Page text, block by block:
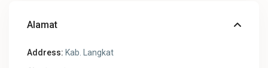
Alamat
Address: Kab. Langkat